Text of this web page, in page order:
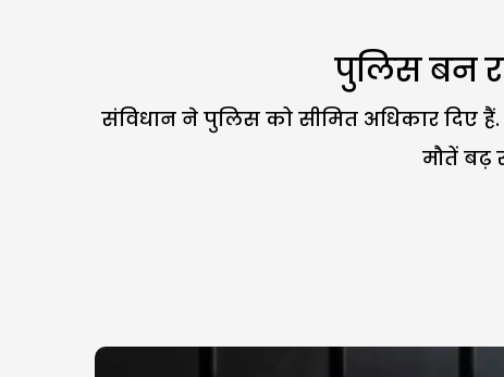
पुलिस बन
संविधान ने पुलिस को सीमित अधिकार दिए
मौतें बढ़